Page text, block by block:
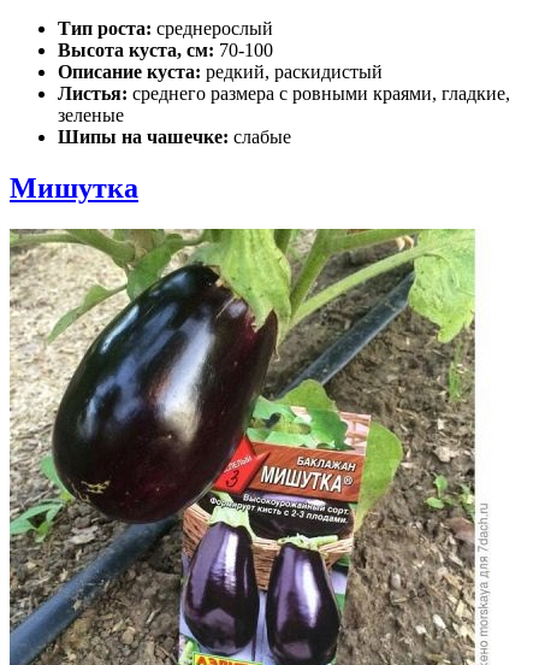
Тип роста: среднерослый
Высота куста, см: 70-100
Описание куста: редкий, раскидистый
Листья: среднего размера с ровными краями, гладкие,
зеленые
Шипы на чашечке: слабые
Мишутка